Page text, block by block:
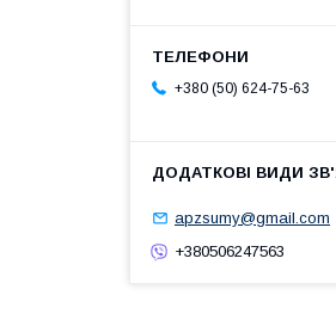
+380 (50) 624-75-63
apzsumy@gmail.com
+380506247563